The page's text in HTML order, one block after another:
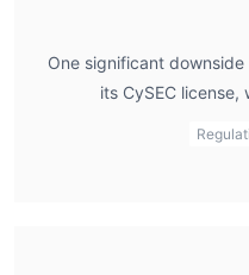
One significant
its CySEC